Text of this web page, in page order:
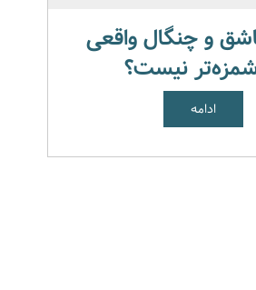
و چنگال واقعی
نیست؟
ادامه